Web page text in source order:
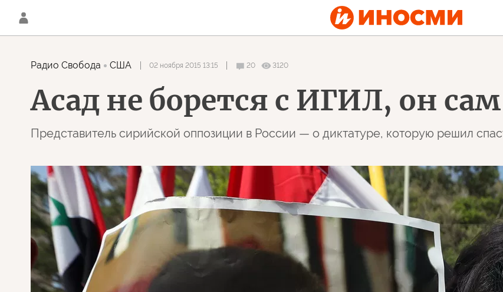
Радио Свобода США 02 ноября 2015 13:15 20 3120
Асад не борется с ИГИЛ, он
Представитель сирийской оппозиции в России — о диктатуре, которую решил